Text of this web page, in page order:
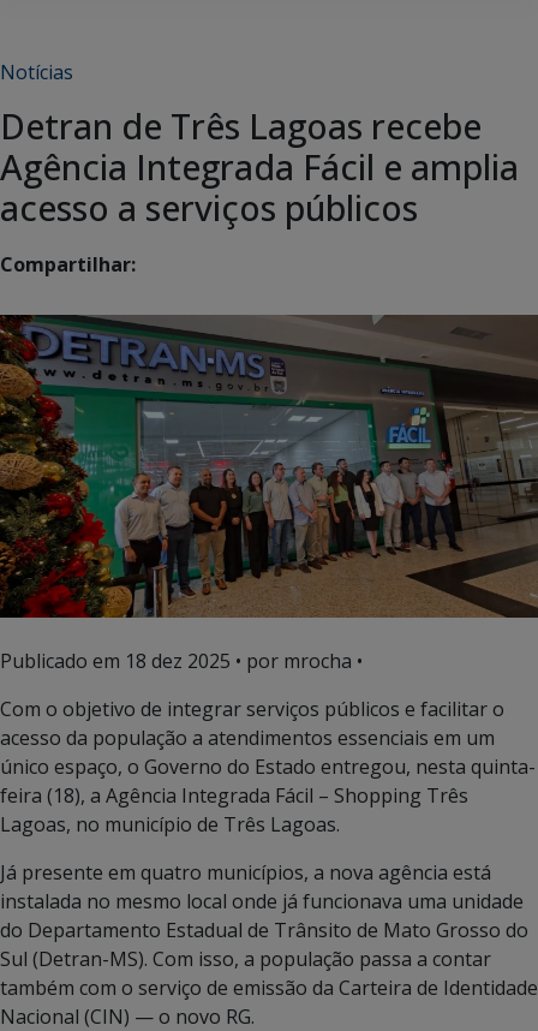
Notícias
Detran de Três Lagoas recebe
Agência Integrada Fácil e amplia
acesso a serviços públicos
Compartilhar:
Publicado em 18 dez 2025 • por mrocha •
Com o objetivo de integrar serviços públicos e facilitar o
acesso da população a atendimentos essenciais em um
único espaço, o Governo do Estado entregou, nesta quinta-
feira (18), a Agência Integrada Fácil – Shopping Três
Lagoas, no município de Três Lagoas.
Já presente em quatro municípios, a nova agência está
instalada no mesmo local onde já funcionava uma unidade
do Departamento Estadual de Trânsito de Mato Grosso do
Sul (Detran-MS). Com isso, a população passa a contar
também com o serviço de emissão da Carteira de Identidade
Nacional (CIN) — o novo RG.